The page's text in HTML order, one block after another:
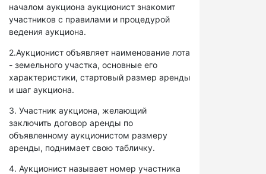
началом аукциона аукционист знакомит
участников с правилами и процедурой
ведения аукциона.
2.Аукционист объявляет наименование лота
- земельного участка, основные его
характеристики, стартовый размер аренды
и шаг аукциона.
3. Участник аукциона, желающий
заключить договор аренды по
объявленному аукционистом размеру
аренды, поднимает свою табличку.
4. Аукционист называет номер участника